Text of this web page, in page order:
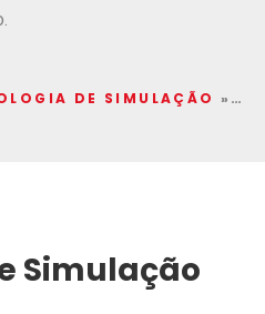
DE SIMULAÇÃO »
Simulação